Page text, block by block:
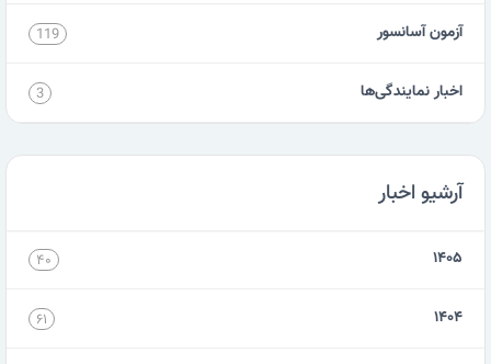
آزمون آسانسور 119
اخبار نمایندگی‌ها 3
آرشیو اخبار
۱۴۰۵ ۴۰
۱۴۰۴ ۶۱